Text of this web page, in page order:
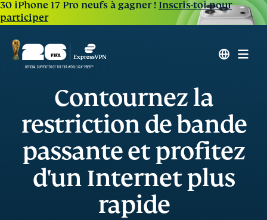
30 iPhone 17 Pro neufs à gagner ! Inscris-toi pour
participer
Contournez la
restriction de bande
passante et profitez
d'un Internet plus
rapide